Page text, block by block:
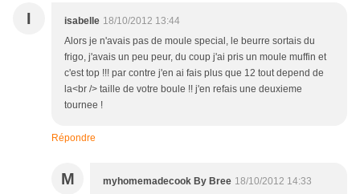
I isabelle 18/10/2012 13:44
Alors je n'avais pas de moule special, le beurre sortais du
frigo, j'avais un peu peur, du coup j'ai pris un moule muffin et
c'est top !!! par contre j'en ai fais plus que 12 tout depend de
la<br /> taille de votre boule !! j'en refais une deuxieme
tournee !
Répondre
M myhomemadecook By Bree 18/10/2012 14:33